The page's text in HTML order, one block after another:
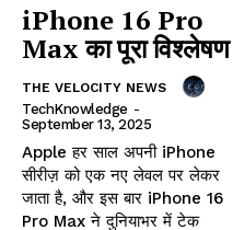
iPhone 16 Pro
Max का पूरा विश्लेषण
THE VELOCITY NEWS
TechKnowledge -
September 13, 2025
Apple हर साल अपनी iPhone
सीरीज़ को एक नए लेवल पर लेकर
जाता है, और इस बार iPhone 16
Pro Max ने दुनियाभर में टेक